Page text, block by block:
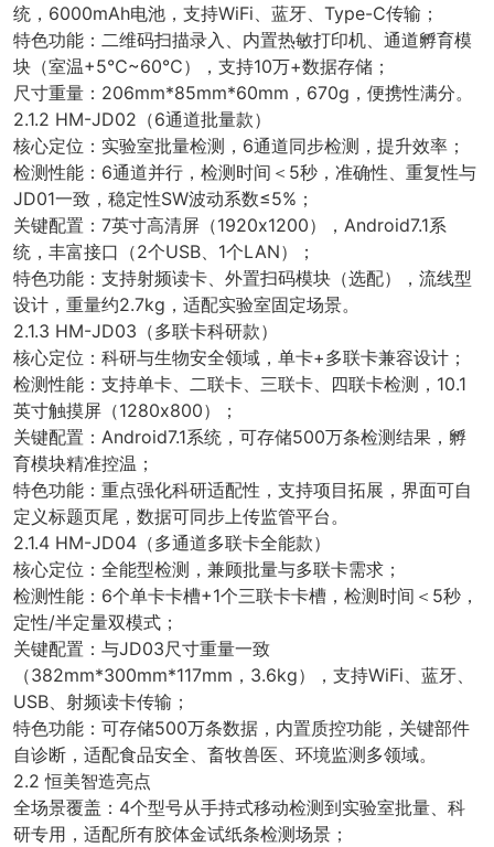
统，6000mAh电池，支持WiFi、蓝牙、Type-C传输；
特色功能：二维码扫描录入、内置热敏打印机、通道孵育模
块（室温+5℃~60℃），支持10万+数据存储；
尺寸重量：206mm*85mm*60mm，670g，便携性满分。
2.1.2 HM-JD02（6通道批量款）
核心定位：实验室批量检测，6通道同步检测，提升效率；
检测性能：6通道并行，检测时间＜5秒，准确性、重复性与
JD01一致，稳定性SW波动系数≤5%；
关键配置：7英寸高清屏（1920x1200），Android7.1系
统，丰富接口（2个USB、1个LAN）；
特色功能：支持射频读卡、外置扫码模块（选配），流线型
设计，重量约2.7kg，适配实验室固定场景。
2.1.3 HM-JD03（多联卡科研款）
核心定位：科研与生物安全领域，单卡+多联卡兼容设计；
检测性能：支持单卡、二联卡、三联卡、四联卡检测，10.1
英寸触摸屏（1280x800）；
关键配置：Android7.1系统，可存储500万条检测结果，孵
育模块精准控温；
特色功能：重点强化科研适配性，支持项目拓展，界面可自
定义标题页尾，数据可同步上传监管平台。
2.1.4 HM-JD04（多通道多联卡全能款）
核心定位：全能型检测，兼顾批量与多联卡需求；
检测性能：6个单卡卡槽+1个三联卡卡槽，检测时间＜5秒，
定性/半定量双模式；
关键配置：与JD03尺寸重量一致
（382mm*300mm*117mm，3.6kg），支持WiFi、蓝牙、
USB、射频读卡传输；
特色功能：可存储500万条数据，内置质控功能，关键部件
自诊断，适配食品安全、畜牧兽医、环境监测多领域。
2.2 恒美智造亮点
全场景覆盖：4个型号从手持式移动检测到实验室批量、科
研专用，适配所有胶体金试纸条检测场景；